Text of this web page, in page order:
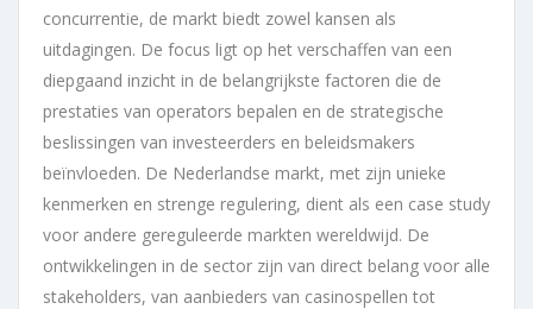
concurrentie, de markt biedt zowel kansen als
uitdagingen. De focus ligt op het verschaffen van een
diepgaand inzicht in de belangrijkste factoren die de
prestaties van operators bepalen en de strategische
beslissingen van investeerders en beleidsmakers
beïnvloeden. De Nederlandse markt, met zijn unieke
kenmerken en strenge regulering, dient als een case study
voor andere gereguleerde markten wereldwijd. De
ontwikkelingen in de sector zijn van direct belang voor alle
stakeholders, van aanbieders van casinospellen tot